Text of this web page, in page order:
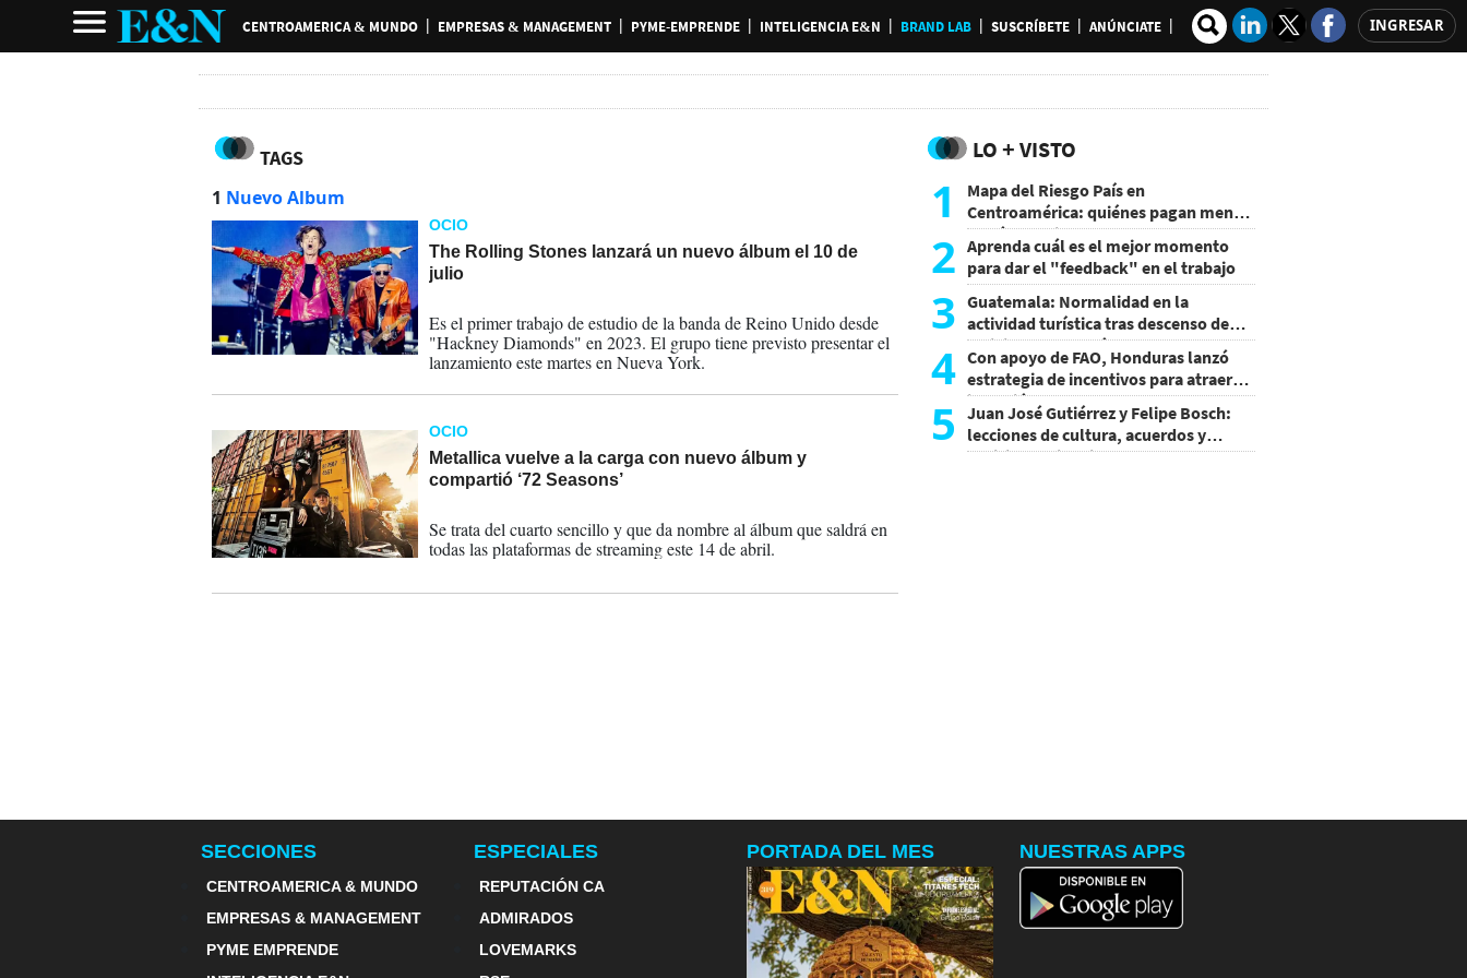
CENTROAMERICA & MUNDO EMPRESAS & MANAGEMENT PYME-EMPRENDE INTELIGENCIA E&N BRAND LAB SUSCRÍBETE ANÚNCIATE INGRESAR
TAGS
1 Nuevo Album
OCIO
The Rolling Stones lanzará un nuevo álbum el 10 de
julio
Es el primer trabajo de estudio de la banda de Reino Unido desde
"Hackney Diamonds" en 2023. El grupo tiene previsto presentar el
lanzamiento este martes en Nueva York.
OCIO
Metallica vuelve a la carga con nuevo álbum y
compartió ‘72 Seasons’
Se trata del cuarto sencillo y que da nombre al álbum que saldrá en
todas las plataformas de streaming este 14 de abril.
LO + VISTO
1
Mapa del Riesgo País en
Centroamérica: quiénes pagan menos
y cuáles mejoraron
2 Aprenda cuál es el mejor momento
para dar el "feedback" en el trabajo
3 Guatemala: Normalidad en la
actividad turística tras descenso de
actividad del volcán de Fuego
4 Con apoyo de FAO, Honduras lanzó
estrategia de incentivos para atraer
inversión al agro
5
Juan José Gutiérrez y Felipe Bosch:
lecciones de cultura, acuerdos y
decisiones sin miedo
SECCIONES
CENTROAMERICA & MUNDO
EMPRESAS & MANAGEMENT
PYME EMPRENDE
ESPECIALES
REPUTACIÓN CA
ADMIRADOS
LOVEMARKS
PORTADA DEL MES NUESTRAS APPS